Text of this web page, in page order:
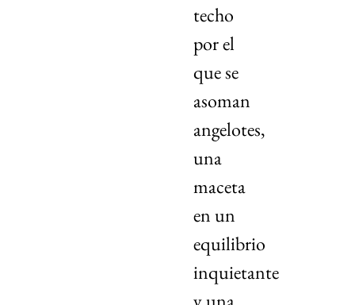
techo
por el
que se
asoman
angelotes,
una
maceta
en un
equilibrio
inquietante